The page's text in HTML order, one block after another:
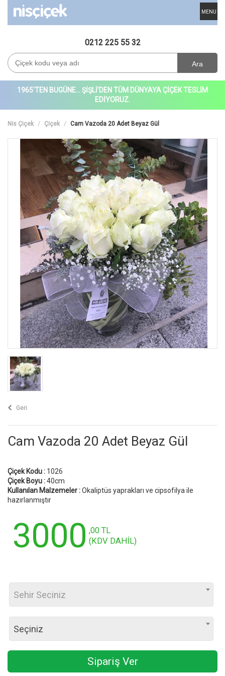
MENU
0212 225 55 32
Ara
1965'TEN BUGÜNE... ŞİŞLİ'DEN TÜM DÜNYAYA ÇİÇEK TESLİM
EDİYORUZ.
Nis Çiçek Çiçek Cam Vazoda 20 Adet Beyaz Gül
Geri
Cam Vazoda 20 Adet Beyaz Gül
Çiçek Kodu : 1026
Çiçek Boyu :40cm
Kullanılan Malzemeler :Okaliptüs yaprakları ve cipsofilya ile
hazırlanmıştır
3000 ,00 TL
(KDV DAHİL)
Sehir Seciniz
Seçiniz
Sipariş Ver